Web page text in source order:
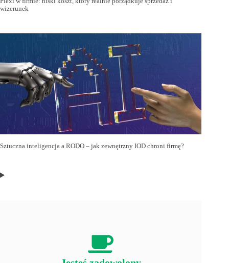
wizerunek
Sztuczna inteligencja a RODO – jak zewnętrzny IOD chroni firmę?